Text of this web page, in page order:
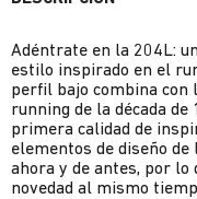
Adéntrate en la 204L:
estilo inspirado en el
perfil bajo combina con
running de la década
primera calidad de
elementos de diseño
ahora y de antes, por lo
novedad al mismo